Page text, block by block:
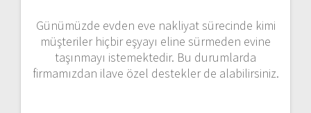
Günümüzde evden eve nakliyat sürecinde kimi
müşteriler hiçbir eşyayı eline sürmeden evine
taşınmayı istemektedir. Bu durumlarda
firmamızdan ilave özel destekler de alabilirsiniz.